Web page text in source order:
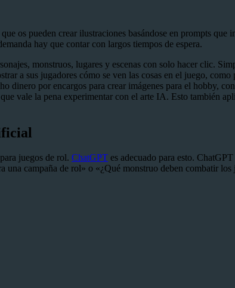
os pueden crear ilustraciones basándose en prompts que
hay que contar con largos tiempos de espera.
monstruos, lugares y escenas con solo hacer clic.
a sus jugadores cómo se ven las cosas en el juego,
dinero por encargos para crear imágenes para el hobby,
vale la pena experimentar con el arte IA. Esto también
juegos de rol. ChatGPT es adecuado para esto.
campaña de rol» o «¿Qué monstruo deben combatir